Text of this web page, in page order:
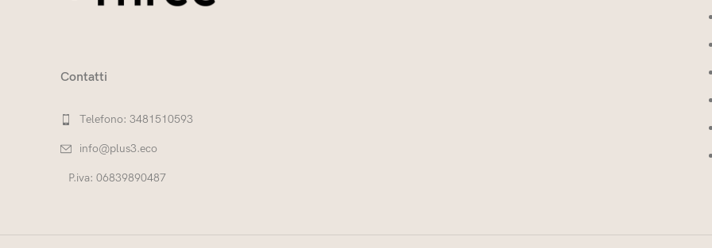
Contatti
Telefono: 3481510593
info@plus3.eco
P.iva: 06839890487